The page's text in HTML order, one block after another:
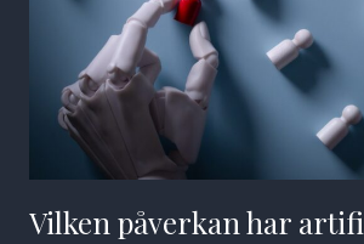
Vilken påverkan har